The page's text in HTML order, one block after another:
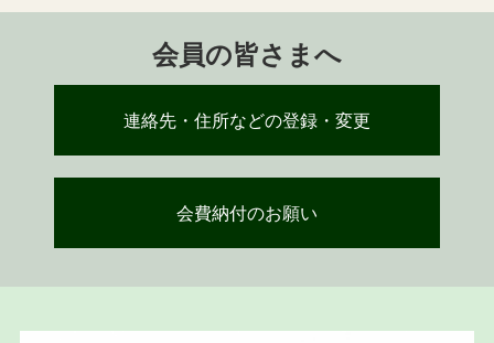
会員の皆さまへ
連絡先・住所などの登録・変更
会費納付のお願い